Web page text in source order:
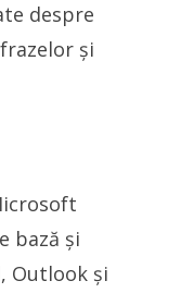
despre
și
bază și
Outlook și